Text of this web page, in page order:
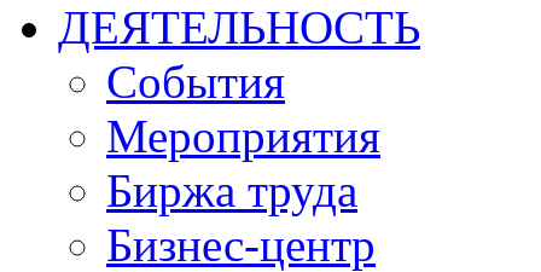
ДЕЯТЕЛЬНОСТЬ
События
Мероприятия
Биржа труда
Бизнес-центр